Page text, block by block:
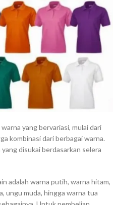
yang bervariasi, mulai dari
kombinasi dari berbagai warna.
disukai berdasarkan selera
adalah warna putih, warna hitam,
ungu muda, hingga warna tua